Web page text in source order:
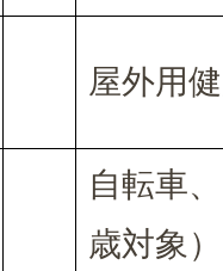
屋外用
自転車
歳対象）